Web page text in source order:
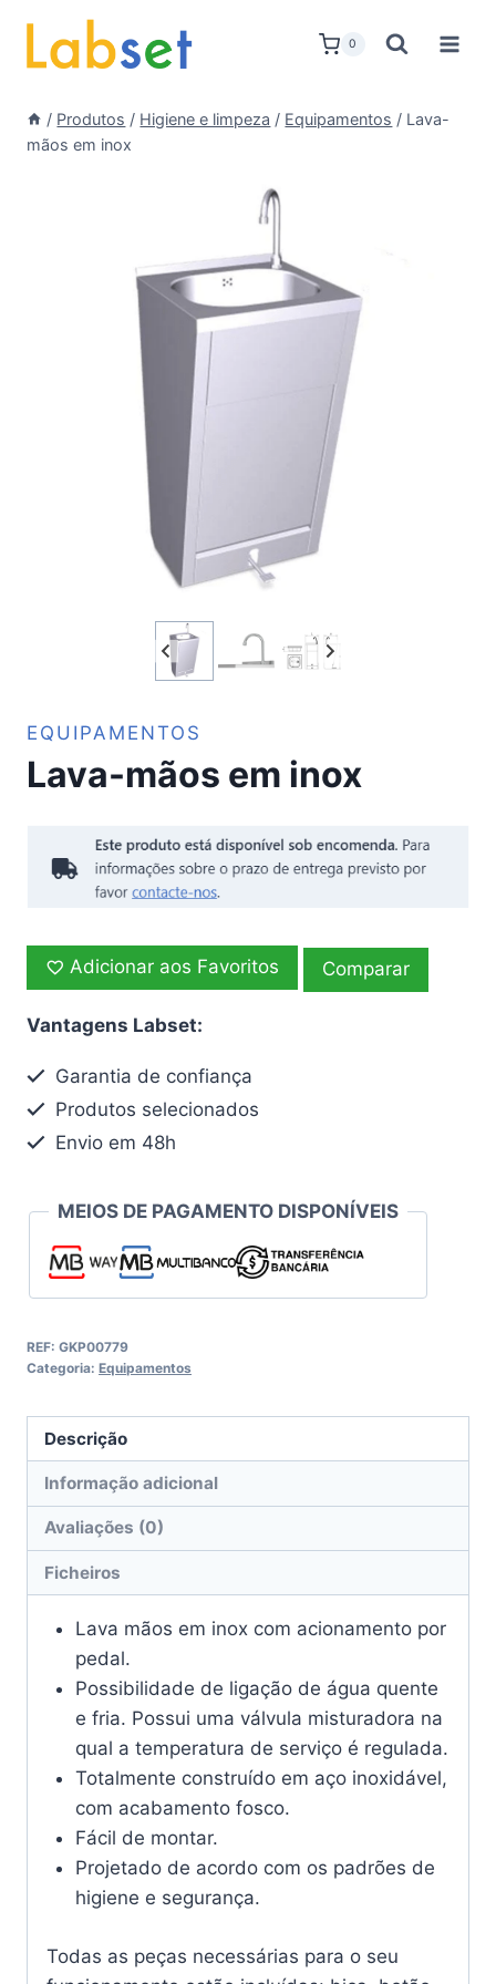
content
0
/ Produtos / Higiene e limpeza / Equipamentos / Lava-
mãos em inox
EQUIPAMENTOS
Lava-mãos em inox
Adicionar aos Favoritos Comparar
Vantagens Labset:
Garantia de confiança
Produtos selecionados
Envio em 48h
MEIOS DE PAGAMENTO DISPONÍVEIS
REF: GKP00779
Categoria: Equipamentos
Descrição
Informação adicional
Avaliações (0)
Ficheiros
Lava mãos em inox com acionamento por
pedal.
Possibilidade de ligação de água quente
e fria. Possui uma válvula misturadora na
qual a temperatura de serviço é regulada.
Totalmente construído em aço inoxidável,
com acabamento fosco.
Fácil de montar.
Projetado de acordo com os padrões de
higiene e segurança.
Todas as peças necessárias para o seu